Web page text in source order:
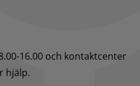
16.00 och kontaktcenter
hjälp.